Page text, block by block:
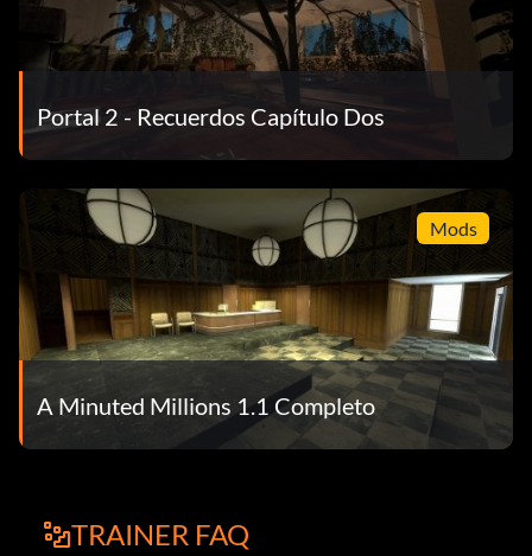
Portal 2 - Recuerdos Capítulo Dos
Mods
A Minuted Millions 1.1 Completo
TRAINER FAQ